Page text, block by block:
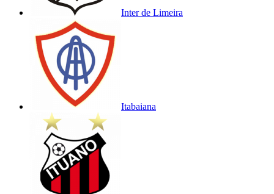
Inter de Limeira
Itabaiana